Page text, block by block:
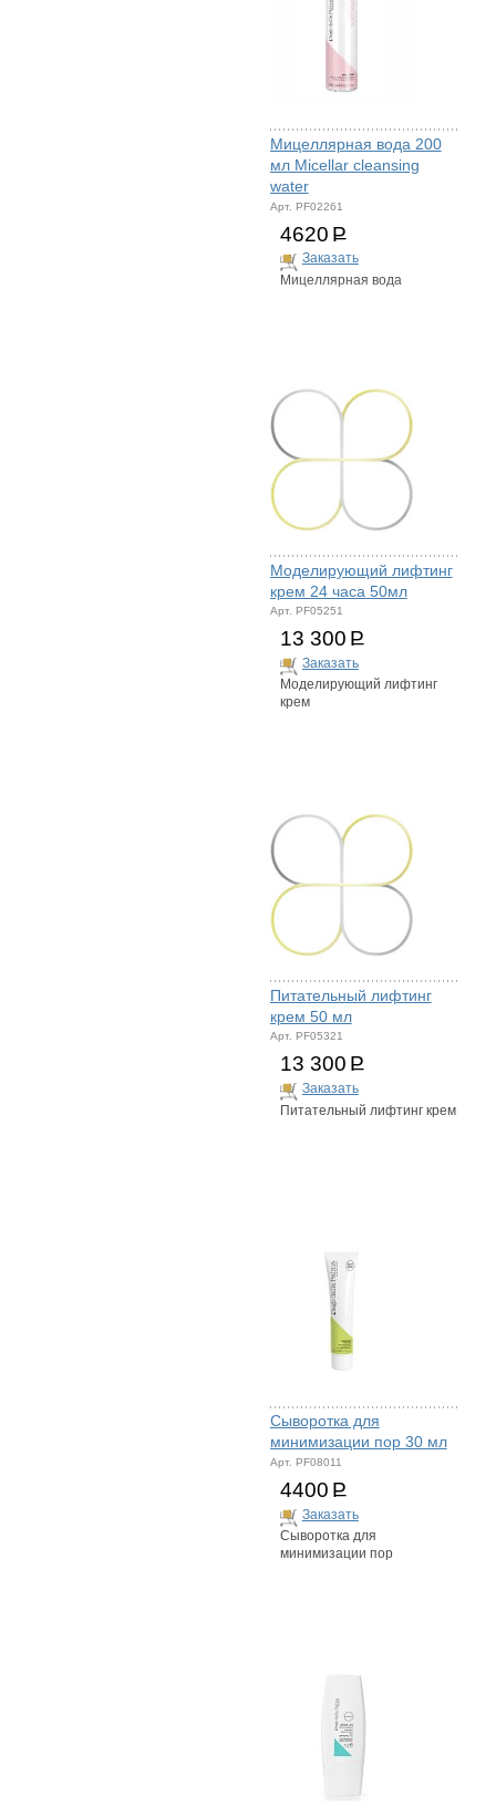
Мицеллярная вода 200
мл Micellar cleansing
water
Арт. PF02261
4620 Р
Заказать
Мицеллярная вода
Моделирующий лифтинг
крем 24 часа 50мл
Арт. PF05251
13 300 Р
Заказать
Моделирующий лифтинг
крем
Питательный лифтинг
крем 50 мл
Арт. PF05321
13 300 Р
Заказать
Питательный лифтинг крем
Сыворотка для
минимизации пор 30 мл
Арт. PF08011
4400 Р
Заказать
Сыворотка для
минимизации пор